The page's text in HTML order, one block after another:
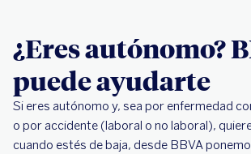
¿Eres autónomo?
puede ayudarte
Si eres autónomo y, sea por enfermedad
o por accidente (laboral o no laboral),
cuando estés de baja, desde BBVA